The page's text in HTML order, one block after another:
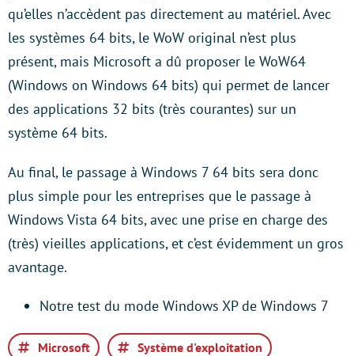
qu’elles n’accèdent pas directement au matériel. Avec
les systèmes 64 bits, le WoW original n’est plus
présent, mais Microsoft a dû proposer le WoW64
(Windows on Windows 64 bits) qui permet de lancer
des applications 32 bits (très courantes) sur un
système 64 bits.
Au final, le passage à Windows 7 64 bits sera donc
plus simple pour les entreprises que le passage à
Windows Vista 64 bits, avec une prise en charge des
(très) vieilles applications, et c’est évidemment un gros
avantage.
Notre test du mode Windows XP de Windows 7
Microsoft Système d'exploitation